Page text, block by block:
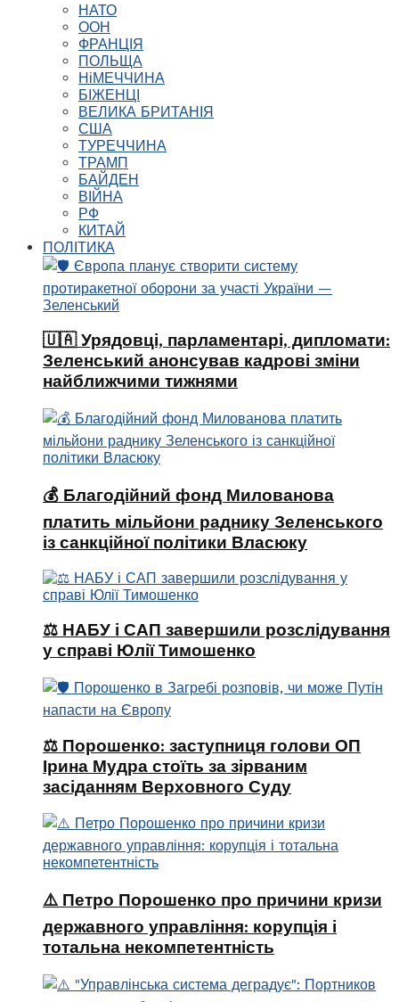
НАТО
ООН
ФРАНЦІЯ
ПОЛЬЩА
НіМЕЧЧИНА
БІЖЕНЦІ
ВЕЛИКА БРИТАНІЯ
США
ТУРЕЧЧИНА
ТРАМП
БАЙДЕН
ВІЙНА
РФ
КИТАЙ
ПОЛІТИКА
🇺🇦 Урядовці, парламентарі, дипломати:
Зеленський анонсував кадрові зміни
найближчими тижнями
💰 Благодійний фонд Милованова
платить мільйони раднику Зеленського
із санкційної політики Власюку
⚖️ НАБУ і САП завершили розслідування
у справі Юлії Тимошенко
⚖️ Порошенко: заступниця голови ОП
Ірина Мудра стоїть за зірваним
засіданням Верховного Суду
⚠️ Петро Порошенко про причини кризи
державного управління: корупція і
тотальна некомпетентність